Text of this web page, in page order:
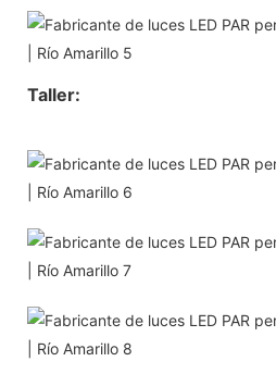
Taller: